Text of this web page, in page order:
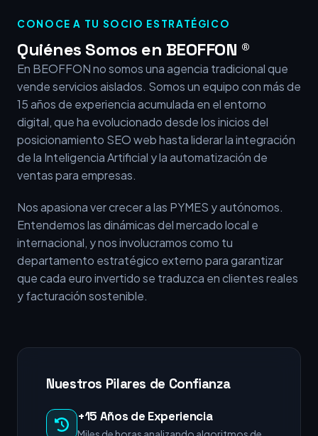
CONOCE A TU SOCIO ESTRATÉGICO
Quiénes Somos en BEOFFON ®
En BEOFFON no somos una agencia tradicional que
vende servicios aislados. Somos un equipo con más de
15 años de experiencia acumulada en el entorno
digital, que ha evolucionado desde los inicios del
posicionamiento SEO web hasta liderar la integración
de la Inteligencia Artificial y la automatización de
ventas para empresas.
Nos apasiona ver crecer a las PYMES y autónomos.
Entendemos las dinámicas del mercado local e
internacional, y nos involucramos como tu
departamento estratégico externo para garantizar
que cada euro invertido se traduzca en clientes reales
y facturación sostenible.
Nuestros Pilares de Confianza
+15 Años de Experiencia